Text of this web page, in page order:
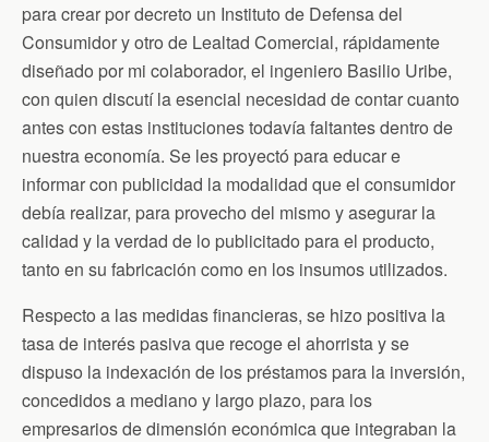
para crear por decreto un Instituto de Defensa del
Consumidor y otro de Lealtad Comercial, rápidamente
diseñado por mi colaborador, el ingeniero Basilio Uribe,
con quien discutí la esencial necesidad de contar cuanto
antes con estas instituciones todavía faltantes dentro de
nuestra economía. Se les proyectó para educar e
informar con publicidad la modalidad que el consumidor
debía realizar, para provecho del mismo y asegurar la
calidad y la verdad de lo publicitado para el producto,
tanto en su fabricación como en los insumos utilizados.
Respecto a las medidas financieras, se hizo positiva la
tasa de interés pasiva que recoge el ahorrista y se
dispuso la indexación de los préstamos para la inversión,
concedidos a mediano y largo plazo, para los
empresarios de dimensión económica que integraban la